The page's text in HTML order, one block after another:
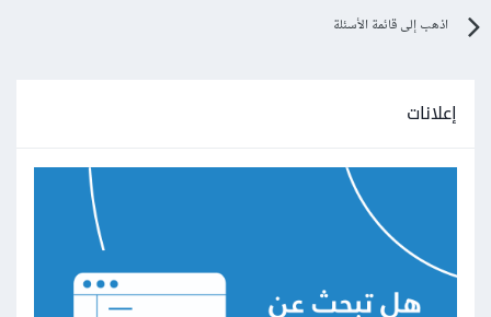
اذهب إلى قائمة الأسئلة
إعلانات